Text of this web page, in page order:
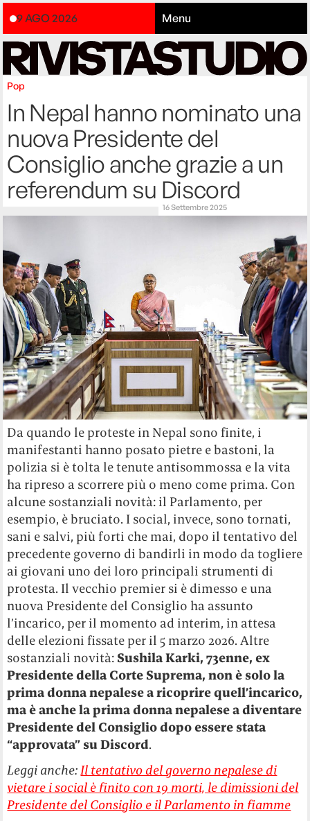
9 AGO 2026 Menu
Pop
In Nepal hanno nominato una
nuova Presidente del
Consiglio anche grazie a un
referendum su Discord
16 Settembre 2025
Da quando le proteste in Nepal sono finite, i
manifestanti hanno posato pietre e bastoni, la
polizia si è tolta le tenute antisommossa e la vita
ha ripreso a scorrere più o meno come prima. Con
alcune sostanziali novità: il Parlamento, per
esempio, è bruciato. I social, invece, sono tornati,
sani e salvi, più forti che mai, dopo il tentativo del
precedente governo di bandirli in modo da togliere
ai giovani uno dei loro principali strumenti di
protesta. Il vecchio premier si è dimesso e una
nuova Presidente del Consiglio ha assunto
l’incarico, per il momento ad interim, in attesa
delle elezioni fissate per il 5 marzo 2026. Altre
sostanziali novità: Sushila Karki, 73enne, ex
Presidente della Corte Suprema, non è solo la
prima donna nepalese a ricoprire quell’incarico,
ma è anche la prima donna nepalese a diventare
Presidente del Consiglio dopo essere stata
“approvata” su Discord.
Leggi anche: Il tentativo del governo nepalese di
vietare i social è finito con 19 morti, le dimissioni del
Presidente del Consiglio e il Parlamento in fiamme